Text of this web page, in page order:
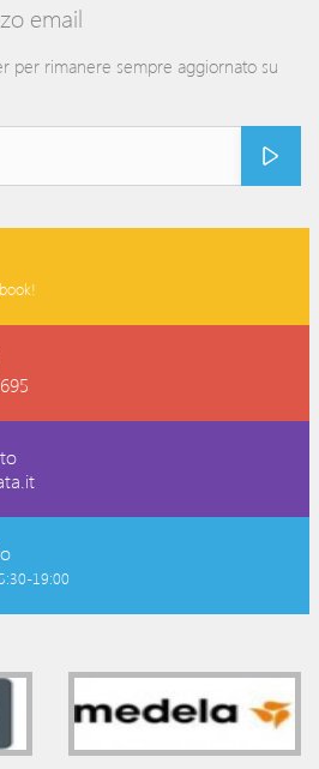
email
per rimanere sempre aggiornato su
19:00